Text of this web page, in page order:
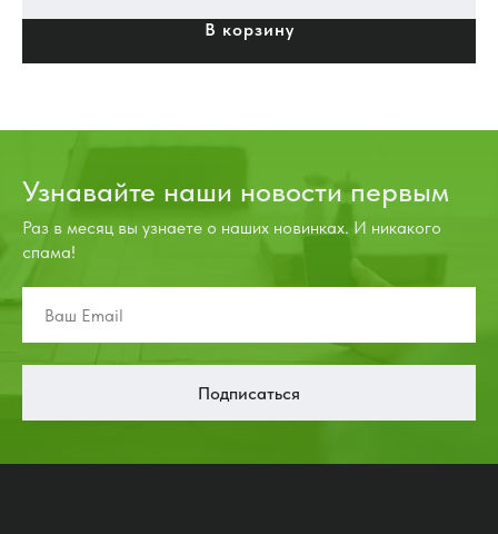
В корзину
Узнавайте наши новости первым
Раз в месяц вы узнаете о наших новинках. И никакого
спама!
Подписаться